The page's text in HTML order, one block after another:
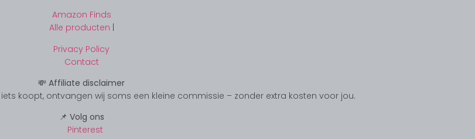
Amazon Finds
Alle producten
Privacy Policy
Contact
💸 Affiliate disclaimer
iets koopt, ontvangen wij soms een kleine commissie – zonder extra kosten voor jou.
📌 Volg ons
Pinterest